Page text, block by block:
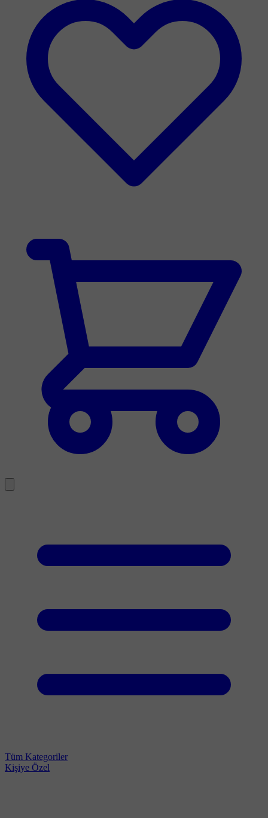
Tüm Kategoriler
Kişiye Özel